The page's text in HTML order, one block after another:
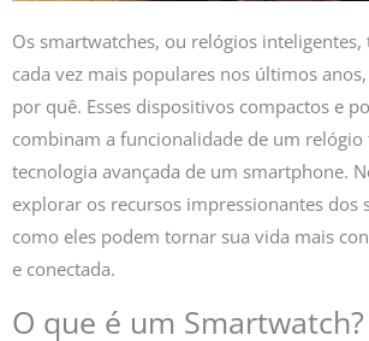
Os smartwatches, ou relógios
cada vez mais populares nos últimos
por quê. Esses dispositivos compactos e
combinam a funcionalidade de um
tecnologia avançada de um smartphone.
explorar os recursos impressionantes dos
como eles podem tornar sua vida mais
e conectada.
O que é um Smartwatch?